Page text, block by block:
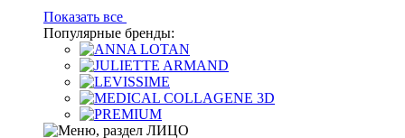
Показать все
Популярные бренды: